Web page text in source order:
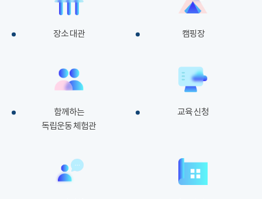
장소 대관 캠핑장
함께하는
독립운동 체험관
교육 신청